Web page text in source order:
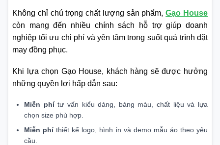
Không chỉ chú trọng chất lượng sản phẩm,Gạo House
còn mang đến nhiều chính sách hỗ trợ giúp doanh
nghiệp tối ưu chi phí và yên tâm trong suốt quá trình đặt
may đồng phục.
Khi lựa chọn Gạo House, khách hàng sẽ được hưởng
những quyền lợi hấp dẫn sau:
Miễn phítư vấn kiểu dáng, bảng màu, chất liệu và lựa
chọn size phù hợp.
Miễn phíthiết kế logo, hình in và demo mẫu áo theo yêu
cầu.